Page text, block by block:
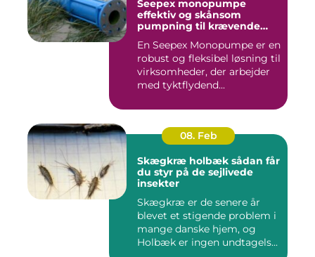
Seepex monopumpe
effektiv og skånsom
pumpning til krævende
En Seepex Monopumpe er en
robust og fleksibel løsning til
virksomheder, der arbejder
med tyktflydend...
08. Feb
Skægkræ holbæk sådan får
du styr på de sejlivede
insekter
Skægkræ er de senere år
blevet et stigende problem i
mange danske hjem, og
Holbæk er ingen undtagels...